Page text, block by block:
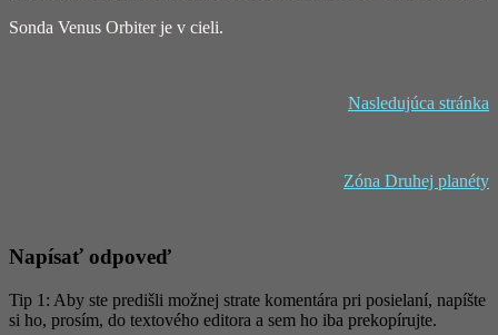
Sonda Venus Orbiter je v cieli.
Nasledujúca stránka
Zóna Druhej planéty
Napísať odpoveď
Tip 1: Aby ste predišli možnej strate komentára pri posielaní, napíšte
si ho, prosím, do textového editora a sem ho iba prekopírujte.